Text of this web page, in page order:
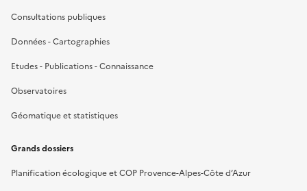
Consultations publiques
Données - Cartographies
Etudes - Publications - Connaissance
Observatoires
Géomatique et statistiques
Grands dossiers
Planification écologique et COP Provence-Alpes-Côte d’Azur